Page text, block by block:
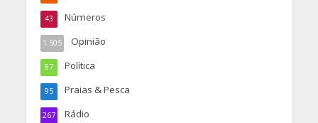
Números
43
Opinião
1.505
Política
87
Praias & Pesca
95
Rádio
267